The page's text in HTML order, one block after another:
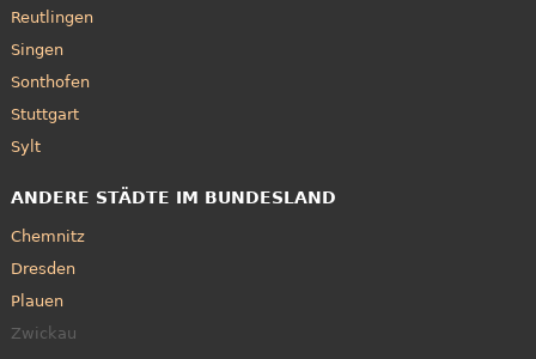
Reutlingen
Singen
Sonthofen
Stuttgart
Sylt
ANDERE STÄDTE IM BUNDESLAND
Chemnitz
Dresden
Plauen
Zwickau